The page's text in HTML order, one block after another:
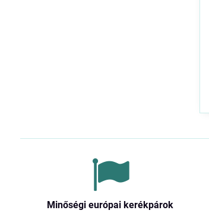
Minőségi európai kerékpárok